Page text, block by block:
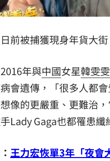
前被捕獲現身年貨大街
年與中國女星韓雯雯
會遺傳，「很多人都
像的更嚴重、更難治
Lady Gaga也都罹患
王力宏恢單3年「夜